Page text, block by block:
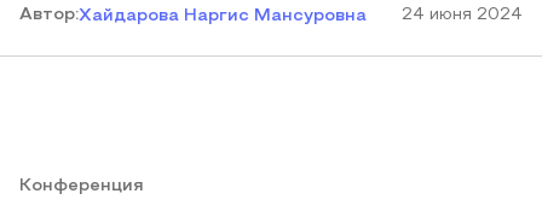
Автор:Хайдарова Наргис Мансуровна 24 июня 2024
Конференция